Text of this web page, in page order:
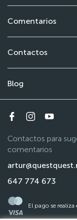
Comentarios
Contactos
Blog
Contactos para
comentarios
647 774 673
El pago se